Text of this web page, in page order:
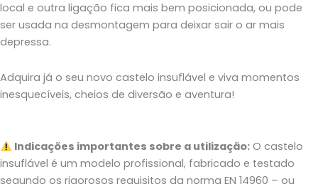
local e outra ligação fica mais bem posicionada, ou pode
ser usada na desmontagem para deixar sair o ar mais
depressa.
Adquira já o seu novo castelo insuflável e viva momentos
inesquecíveis, cheios de diversão e aventura!
Indicações importantes sobre a utilização:O castelo
insuflável é um modelo profissional, fabricado e testado
segundo os rigorosos requisitos da norma EN 14960 – ou